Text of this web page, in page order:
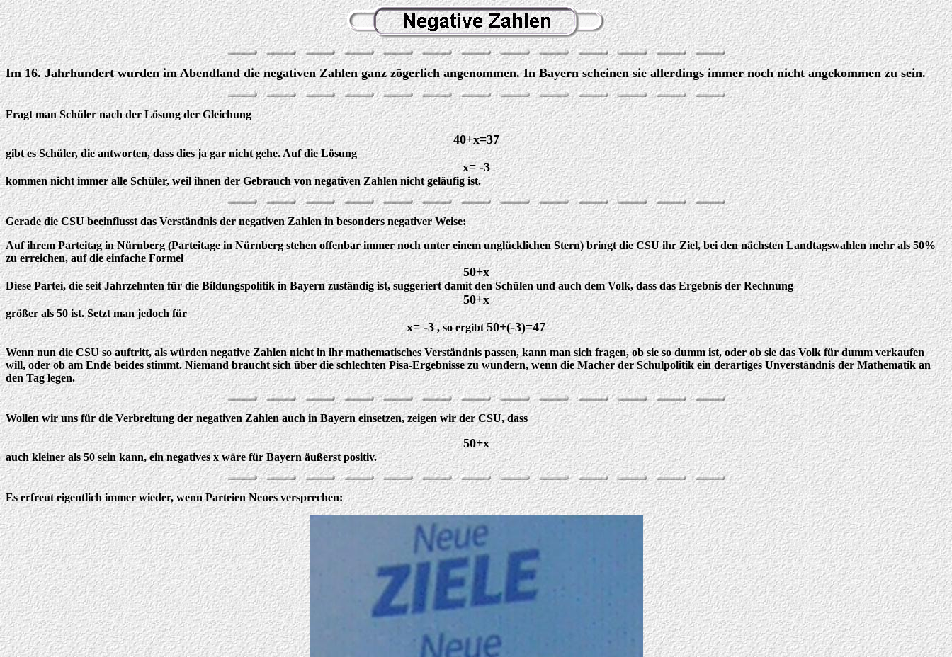
Im 16. Jahrhundert wurden im Abendland die negativen Zahlen ganz zögerlich angenommen. In Bayern scheinen sie allerdings immer noch nicht angekommen zu sein.
Fragt man Schüler nach der Lösung der Gleichung
40+x=37
gibt es Schüler, die antworten, dass dies ja gar nicht gehe. Auf die Lösung
x= -3
kommen nicht immer alle Schüler, weil ihnen der Gebrauch von negativen Zahlen nicht geläufig ist.
Gerade die CSU beeinflusst das Verständnis der negativen Zahlen in besonders negativer Weise:
Auf ihrem Parteitag in Nürnberg (Parteitage in Nürnberg stehen offenbar immer noch unter einem unglücklichen Stern) bringt die CSU ihr Ziel, bei den nächsten Landtagswahlen mehr als 50%
zu erreichen, auf die einfache Formel
50+x
Diese Partei, die seit Jahrzehnten für die Bildungspolitik in Bayern zuständig ist, suggeriert damit den Schülen und auch dem Volk, dass das Ergebnis der Rechnung
50+x
größer als 50 ist. Setzt man jedoch für
x= -3, so ergibt50+(-3)=47
Wenn nun die CSU so auftritt, als würden negative Zahlen nicht in ihr mathematisches Verständnis passen, kann man sich fragen, ob sie so dumm ist, oder ob sie das Volk für dumm verkaufen
will, oder ob am Ende beides stimmt. Niemand braucht sich über die schlechten Pisa-Ergebnisse zu wundern, wenn die Macher der Schulpolitik ein derartiges Unverständnis der Mathematik an
den Tag legen.
Wollen wir uns für die Verbreitung der negativen Zahlen auch in Bayern einsetzen, zeigen wir der CSU, dass
50+x
auch kleiner als 50 sein kann, ein negatives x wäre für Bayern äußerst positiv.
Es erfreut eigentlich immer wieder, wenn Parteien Neues versprechen: